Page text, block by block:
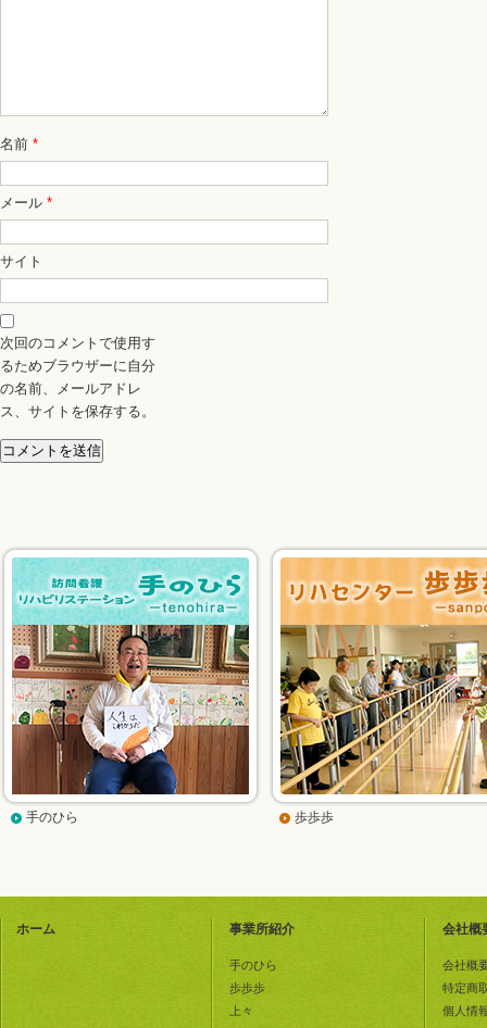
名前 *
メール *
サイト
次回のコメントで使用す
るためブラウザーに自分
の名前、メールアドレ
ス、サイトを保存する。
手のひら 歩歩歩
ホーム 事業所紹介
手のひら
歩歩歩
上々
会社概
会社概
特定商
個人情